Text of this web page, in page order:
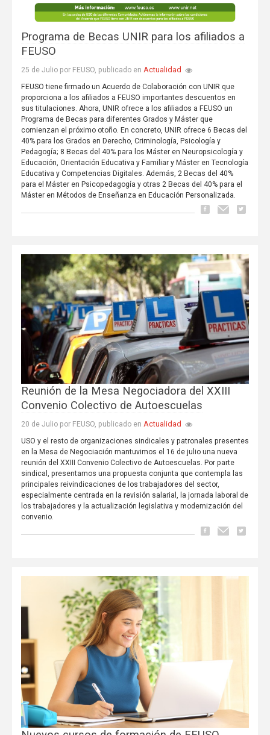
Programa de Becas UNIR para los afiliados a
FEUSO
25 de Julio por FEUSO, publicado en Actualidad
FEUSO tiene firmado un Acuerdo de Colaboración con UNIR que
proporciona a los afiliados a FEUSO importantes descuentos en
sus titulaciones. Ahora, UNIR ofrece a los afiliados a FEUSO un
Programa de Becas para diferentes Grados y Máster que
comienzan el próximo otoño. En concreto, UNIR ofrece 6 Becas del
40% para los Grados en Derecho, Criminología, Psicología y
Pedagogía; 8 Becas del 40% para los Máster en Neuropsicología y
Educación, Orientación Educativa y Familiar y Máster en Tecnología
Educativa y Competencias Digitales. Además, 2 Becas del 40%
para el Máster en Psicopedagogía y otras 2 Becas del 40% para el
Máster en Métodos de Enseñanza en Educación Personalizada.
Reunión de la Mesa Negociadora del XXIII
Convenio Colectivo de Autoescuelas
20 de Julio por FEUSO, publicado en Actualidad
USO y el resto de organizaciones sindicales y patronales presentes
en la Mesa de Negociación mantuvimos el 16 de julio una nueva
reunión del XXIII Convenio Colectivo de Autoescuelas. Por parte
sindical, presentamos una propuesta conjunta que contempla las
principales reivindicaciones de los trabajadores del sector,
especialmente centrada en la revisión salarial, la jornada laboral de
los trabajadores y la actualización legislativa y modernización del
convenio.